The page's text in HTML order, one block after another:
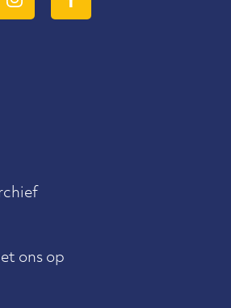
het gebed
tweede en derde
- Proefje God
- De
krant
ons op